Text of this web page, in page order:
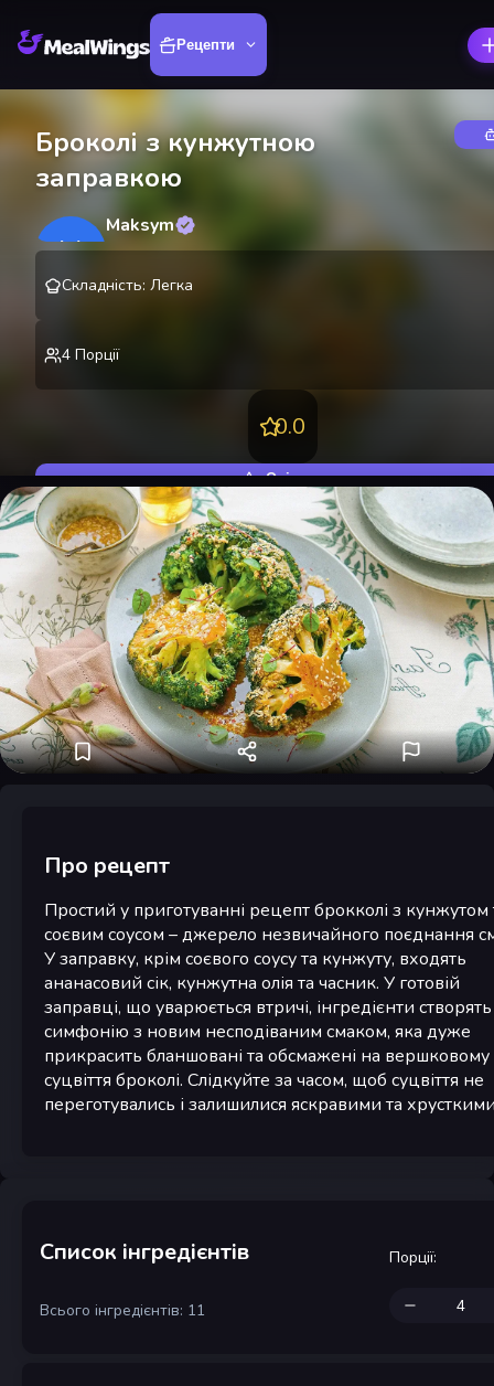
Рецепти
Броколі з кунжутною
заправкою
M
Maksym
Складність: Легка
4 Порції
0.0
Оцінити
Про рецепт
Простий у приготуванні рецепт брокколі з кунжутом
соєвим соусом – джерело незвичайного поєднання
У заправку, крім соєвого соусу та кунжуту, входять
ананасовий сік, кунжутна олія та часник. У готовій
заправці, що уварюється втричі, інгредієнти створять
симфонію з новим несподіваним смаком, яка дуже
прикрасить бланшовані та обсмажені на вершковому
суцвіття броколі. Слідкуйте за часом, щоб суцвіття не
переготувались і залишилися яскравими та
Список інгредієнтів
Всього інгредієнтів: 11
Порції: